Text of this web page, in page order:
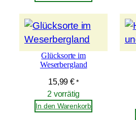
,
Glücksorte im
Weserbergland
15,99 € *
2 vorrätig
In den Warenkorb